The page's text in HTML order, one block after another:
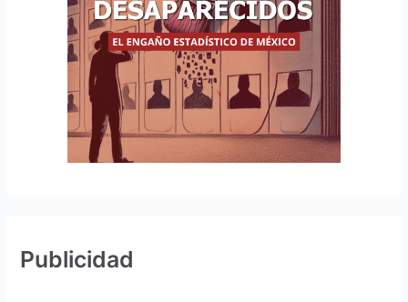
Publicidad